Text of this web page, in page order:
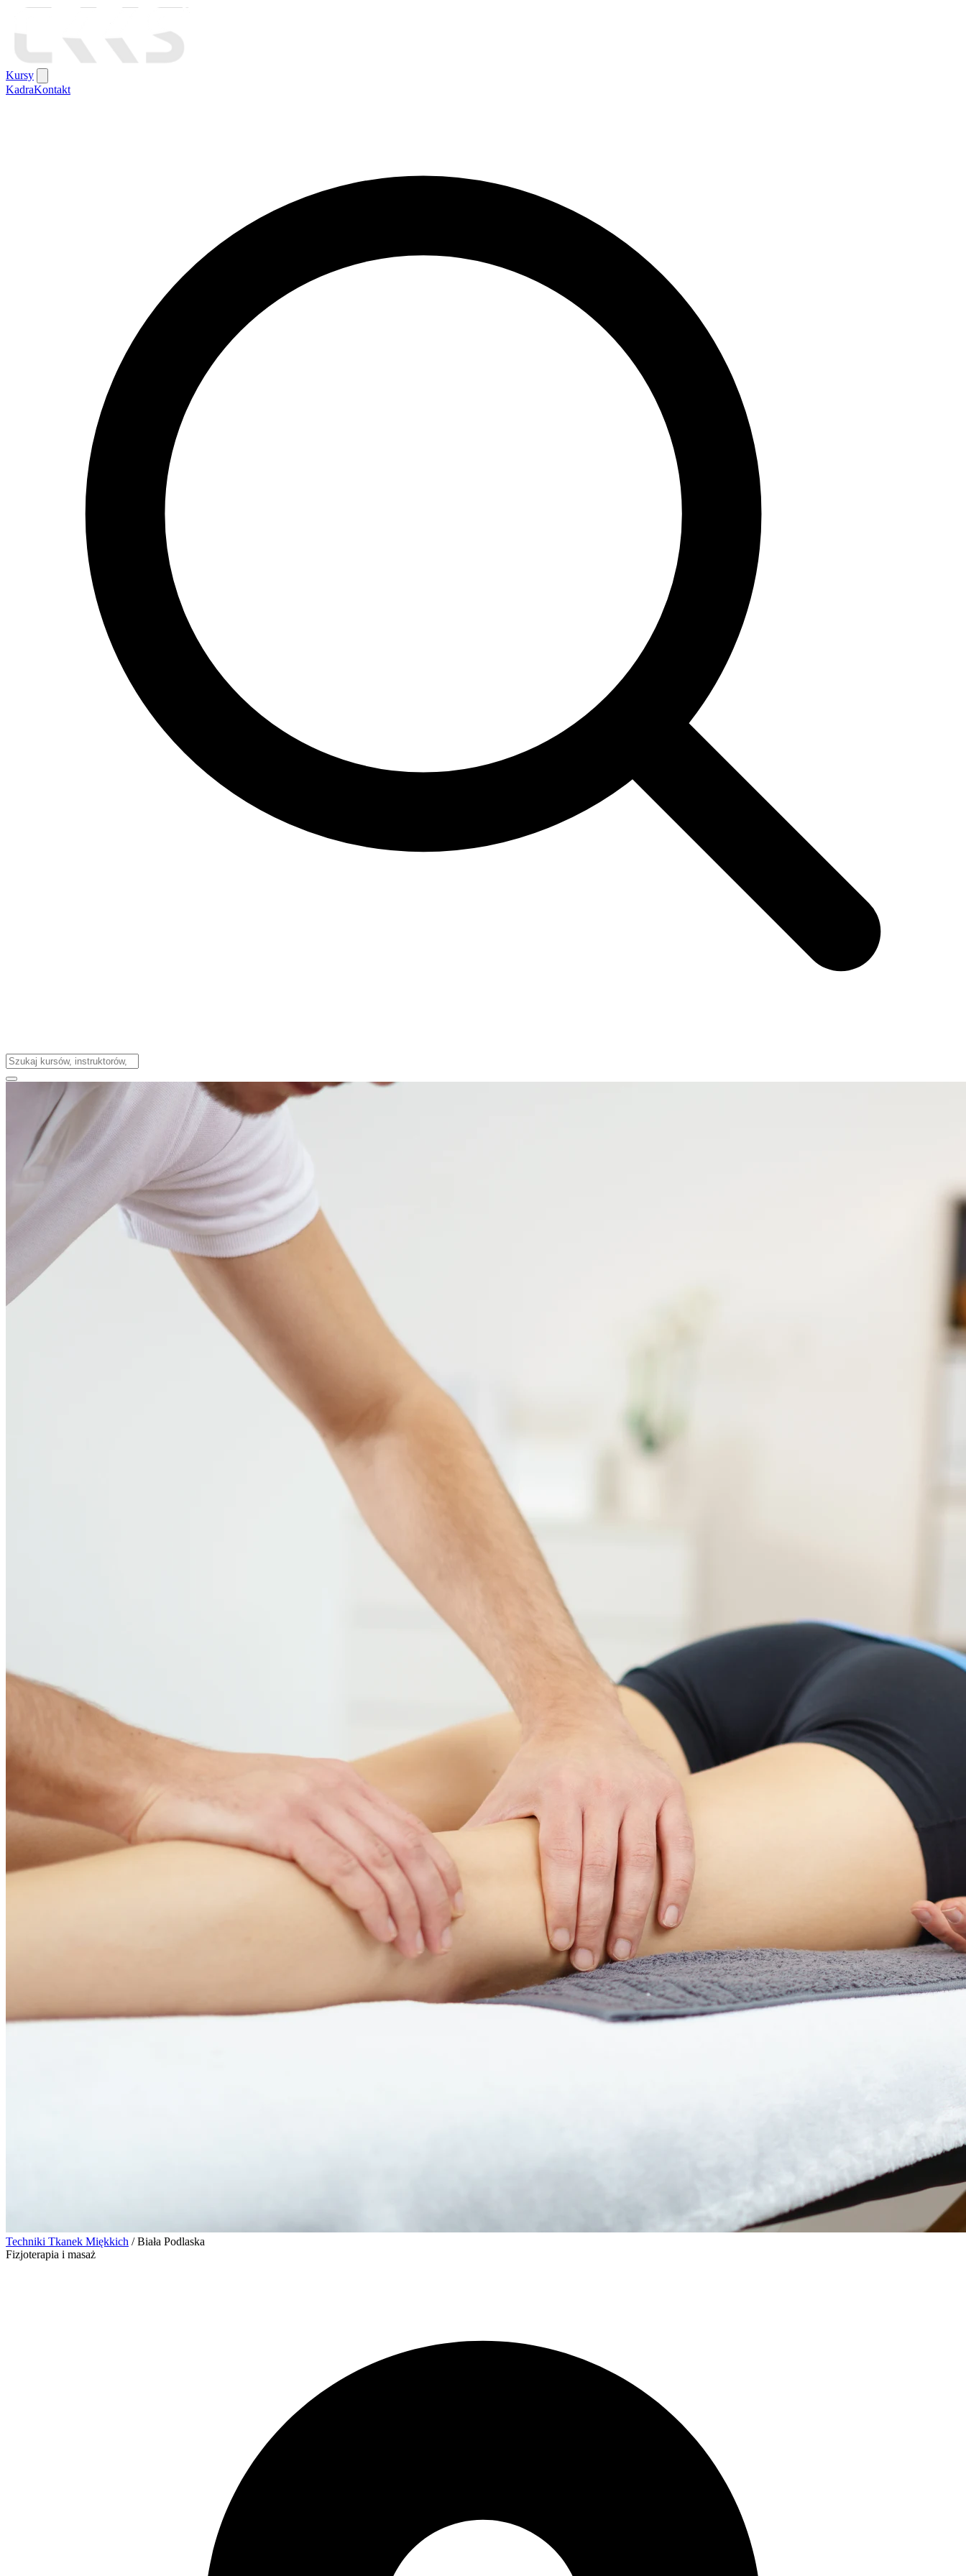
Kursy
KadraKontakt
Techniki Tkanek Miękkich / Biała Podlaska
Fizjoterapia i masaż